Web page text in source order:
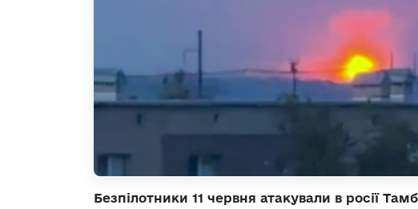
Безпілотники 11 червня атакували в росії